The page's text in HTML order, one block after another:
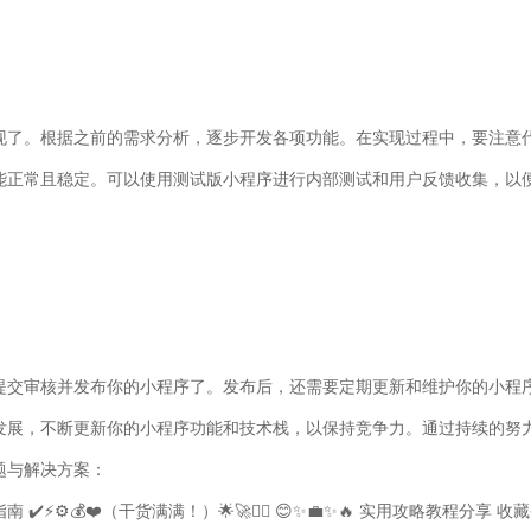
。根据之前的需求分析，逐步开发各项功能。在实现过程中，要注
常且稳定。可以使用测试版小程序进行内部测试和用户反馈收集，
审核并发布你的小程序了。发布后，还需要定期更新和维护你的小
，不断更新你的小程序功能和技术栈，以保持竞争力。通过持续的
解决方案：
南 ✔️⚡️​​⚙️️💰​​❤️​​​​​​​​​​​​​​​​​​​​​​​​​​​​​​​​​​​​​​​​​​​​​​​​​​​（干货满满！）​🌟​🚀​👍🏻 😊✨💼✨🔥​ 实用攻略教程分享 收